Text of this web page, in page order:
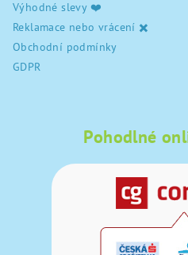
Výhodné slevy ❤️
Reklamace nebo vrácení ✖️
Obchodní podmínky
GDPR
Pohodlné